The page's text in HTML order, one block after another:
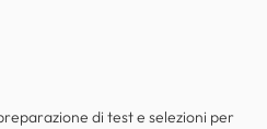
di test e selezioni per